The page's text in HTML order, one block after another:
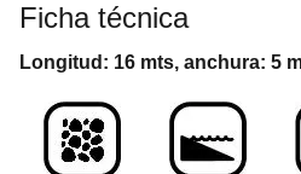
Ficha técnica
Longitud: 16 mts, anchura: 5